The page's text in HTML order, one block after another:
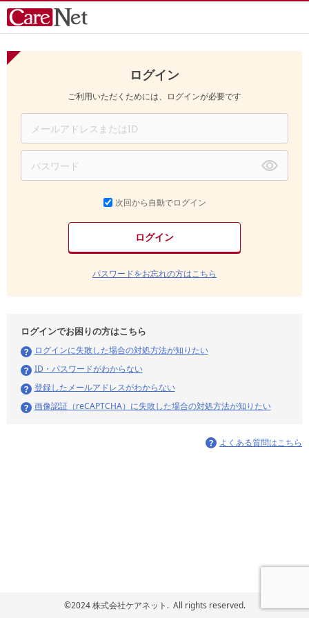
ログイン
ご利用いただくためには、ログインが必要です
次回から自動でログイン
パスワードをお忘れの方はこちら
ログインでお困りの方はこちら
ログインに失敗した場合の対処方法が知りたい
ID・パスワードがわからない
登録したメールアドレスがわからない
画像認証（reCAPTCHA）に失敗した場合の対処方法が知りたい
よくある質問はこちら
©2024 株式会社ケアネット. All rights reserved.